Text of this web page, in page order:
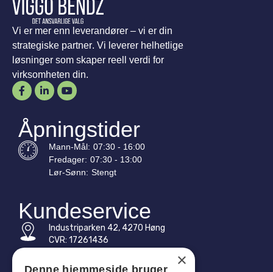
Vi er mer enn leverandører – vi er din
strategiske partner. Vi leverer helhetlige
løsninger som skaper reell verdi for
virksomheten din.
Åpningstider
Mann-Mål: 07:30 - 16:00
Fredager: 07:30 - 13:00
Lør-Sønn: Stengt
Kundeservice
Industriparken 42, 4270 Høng
CVR: 17261436
×
Denne hjemmeside bruger